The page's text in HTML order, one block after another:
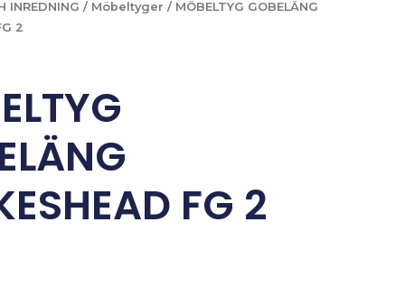
INREDNING / Möbeltyger / MÖBELTYG GOBELÄNG
2
FG 2